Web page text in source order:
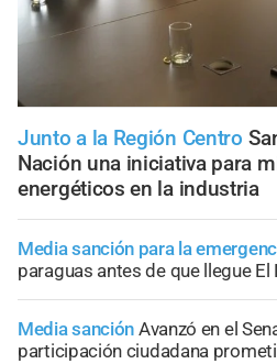
Junto a la Región Centro
Nación una iniciativa para
energéticos en la industria
Media sanción para la
paraguas antes de que llegue El
Media sanción Avanzó en el
participación ciudadana